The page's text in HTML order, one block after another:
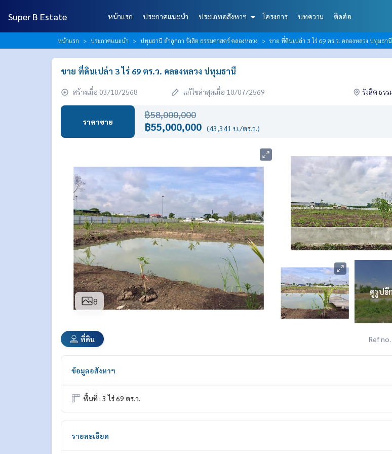
Super B Estate หน้าแรก ประกาศแนะนำ ประเภทอสังหาฯ โครงการ บทความ ติดต่อ
หน้าแรก ประกาศแนะนำ ปทุมธานี ลำลูกกา รังสิต ธรรมศาสตร์ คลองหลวง ขาย ที่ดินเปล่า 3 ไร่ 69 ตร.ว. คลองหลวง ปทุมธานี
ขาย ที่ดินเปล่า 3 ไร่ 69 ตร.ว. คลองหลวง ปทุมธานี
สร้างเมื่อ 03/10/2568 แก้ไขล่าสุดเมื่อ 10/07/2569 รังสิต ธร
ราคาขาย
฿58,000,000
฿55,000,000 (43,341 บ./ตร.ว.)
8
ดูรูปอี
ที่ดิน Ref
ข้อมูลอสังหาฯ
พื้นที่ : 3 ไร่ 69 ตร.ว.
รายละเอียด